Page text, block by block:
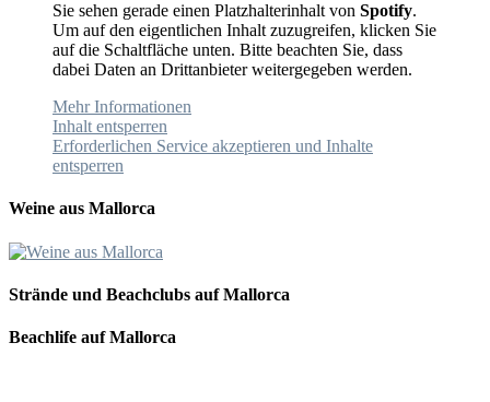
Sie sehen gerade einen Platzhalterinhalt von Spotify.
Um auf den eigentlichen Inhalt zuzugreifen, klicken Sie
auf die Schaltfläche unten. Bitte beachten Sie, dass
dabei Daten an Drittanbieter weitergegeben werden.
Mehr Informationen
Inhalt entsperren
Erforderlichen Service akzeptieren und Inhalte
entsperren
Weine aus Mallorca
Strände und Beachclubs auf Mallorca
Beachlife auf Mallorca